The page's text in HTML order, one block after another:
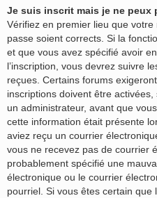
Je suis inscrit mais je ne peux
Vérifiez en premier lieu que
passe soient corrects. Si la
et que vous avez spécifié avoir
l’inscription, vous devrez suivre
reçues. Certains forums
inscriptions doivent être
un administrateur, avant que
cette information était présente
aviez reçu un courrier
vous ne recevez pas de courrier
probablement spécifié une
électronique ou le courrier
pourriel. Si vous êtes certain que